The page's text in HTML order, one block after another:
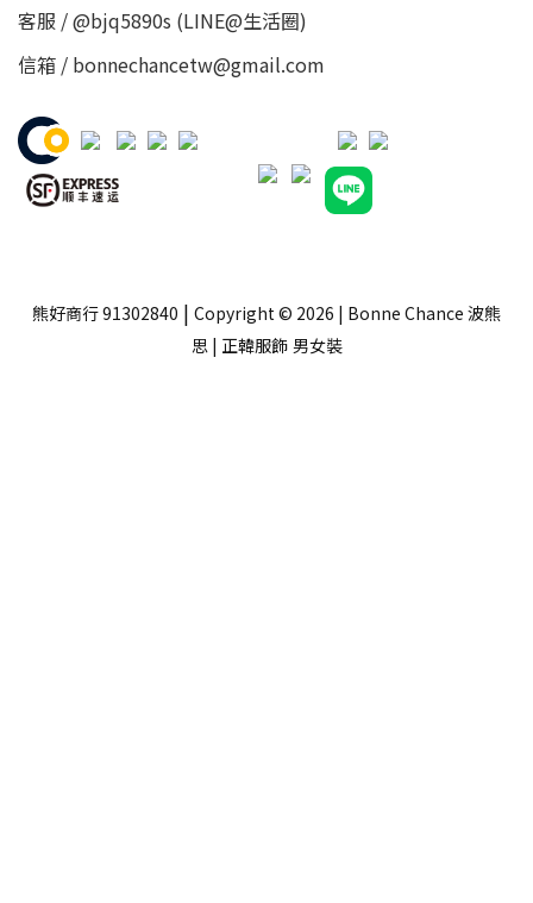
客服 /@bjq5890s (LINE@生活圈)
信箱 / bonnechancetw@gmail.com
熊好商行 91302840 | Copyright © 2026 | Bonne Chance 波熊
思 | 正韓服飾 男女裝